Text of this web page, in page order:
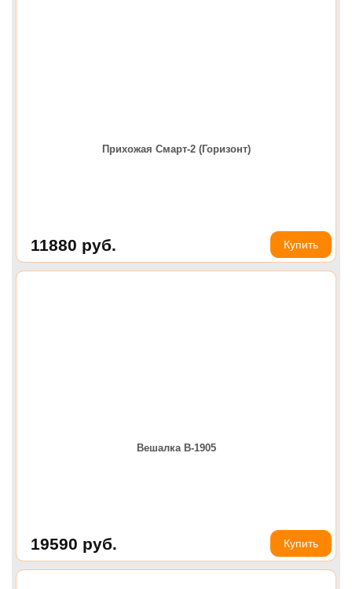
Прихожая Смарт-2 (Горизонт)
11880 руб. Купить
Вешалка В-1905
19590 руб. Купить